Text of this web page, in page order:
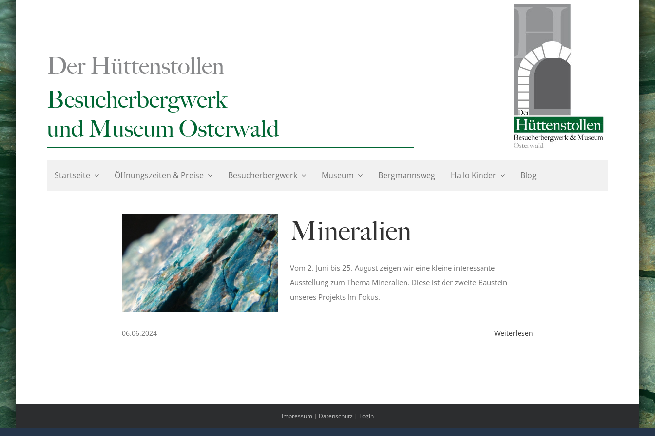
Zum
Inhalt
springen
Der Hüttenstollen
Besucherbergwerk
und Museum Osterwald
Startseite Öffnungszeiten & Preise Besucherbergwerk Museum Bergmannsweg Hallo Kinder Blog
Mineralien
Vom 2. Juni bis 25. August zeigen wir eine kleine interessante
Ausstellung zum Thema Mineralien. Diese ist der zweite Baustein
unseres Projekts Im Fokus.
06.06.2024 Weiterlesen
Impressum | Datenschutz | Login